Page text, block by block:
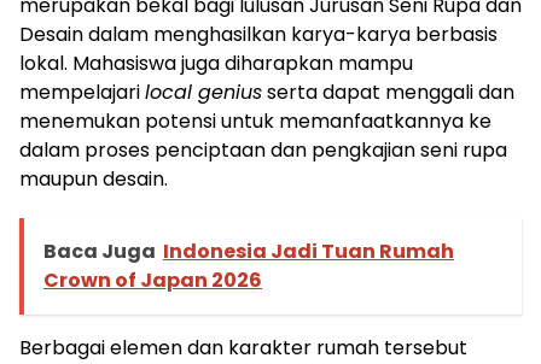
Desain dalam menghasilkan karya-karya berbasis
lokal. Mahasiswa juga diharapkan mampu
mempelajarilocal geniusserta dapat menggali dan
menemukan potensi untuk memanfaatkannya ke
dalam proses penciptaan dan pengkajian seni rupa
maupun desain.
Baca Juga Indonesia Jadi Tuan Rumah
Crown of Japan 2026
Berbagai elemen dan karakter rumah tersebut